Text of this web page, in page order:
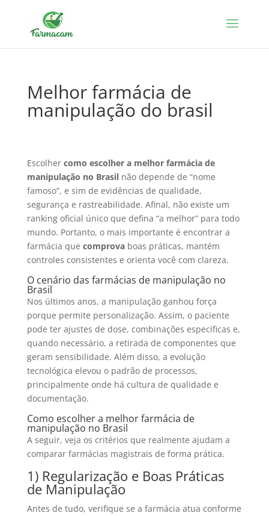
Melhor farmácia de
manipulação do brasil
Escolher como escolher a melhor farmácia de
manipulação no Brasilnão depende de “nome
famoso”, e sim de evidências de qualidade,
segurança e rastreabilidade. Afinal, não existe um
ranking oficial único que defina “a melhor” para todo
mundo. Portanto, o mais importante é encontrar a
farmácia que comprovaboas práticas, mantém
controles consistentes e orienta você com clareza.
O cenário das farmácias de manipulação no
Brasil
Nos últimos anos, a manipulação ganhou força
porque permite personalização. Assim, o paciente
pode ter ajustes de dose, combinações específicas e,
quando necessário, a retirada de componentes que
geram sensibilidade. Além disso, a evolução
tecnológica elevou o padrão de processos,
principalmente onde há cultura de qualidade e
documentação.
Como escolher a melhor farmácia de
manipulação no Brasil
A seguir, veja os critérios que realmente ajudam a
comparar farmácias magistrais de forma prática.
1) Regularização e Boas Práticas
de Manipulação
Antes de tudo, verifique se a farmácia atua conforme